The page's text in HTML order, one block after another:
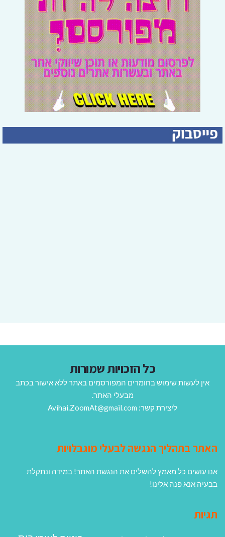
כל הזכויות שמורות
אין לעשות שימוש בחומרים המפורסמים באתר ללא אישור בכתב
מבעלי האתר.
ליצירת קשר: Avihai.ZoomAt@gmail.com
האתר בתהליך הנגשה לבעלי מוגבלויות
אנו עושים כל מאמץ להשלים את הנגשת האתר! במידה ונתקלת
בבעיה אנא פנה אלינו!
תגיות